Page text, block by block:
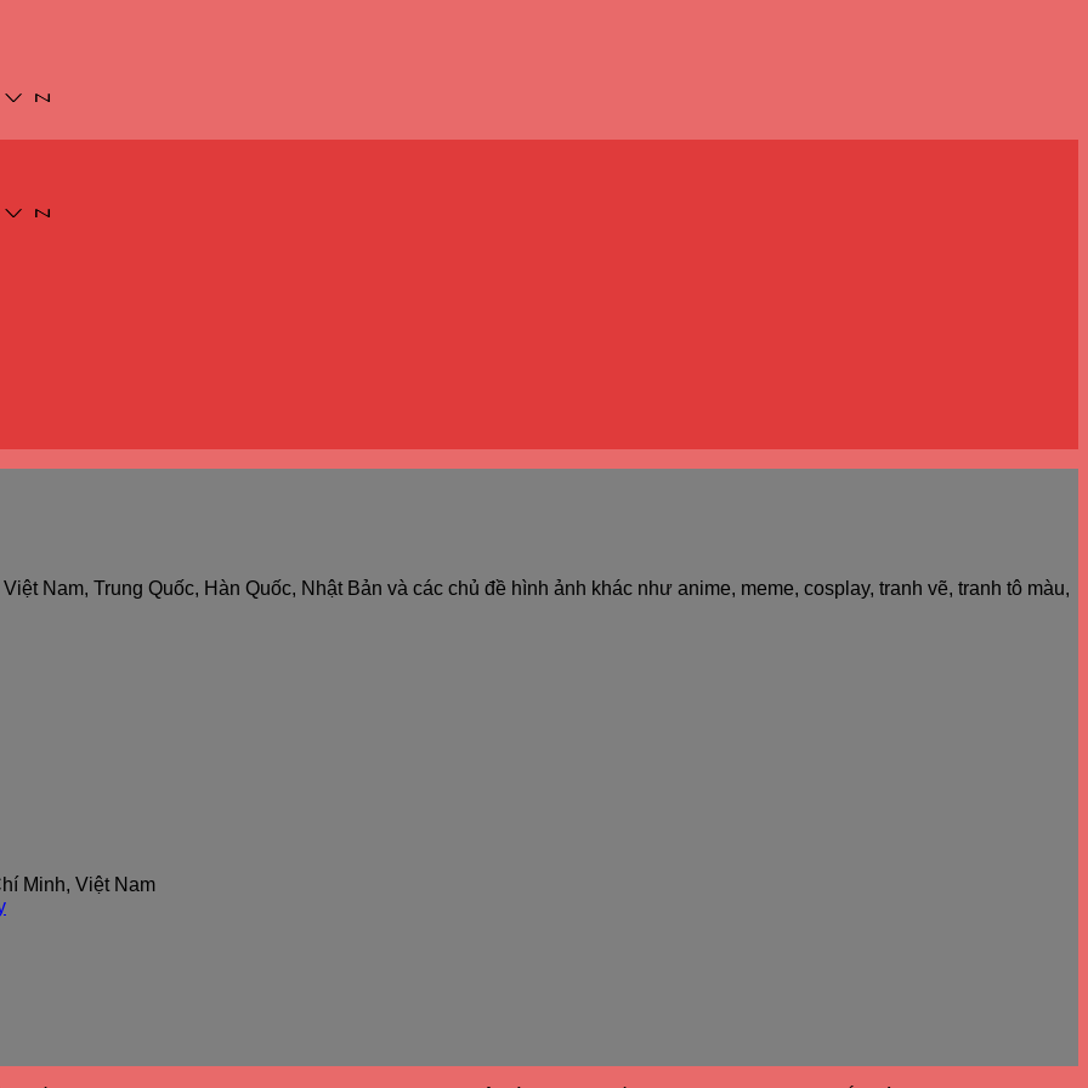
Nam, Trung Quốc, Hàn Quốc, Nhật Bản và các chủ đề hình ảnh khác như anime, meme, cosplay, tranh vẽ, tranh tô màu,
Minh, Việt Nam